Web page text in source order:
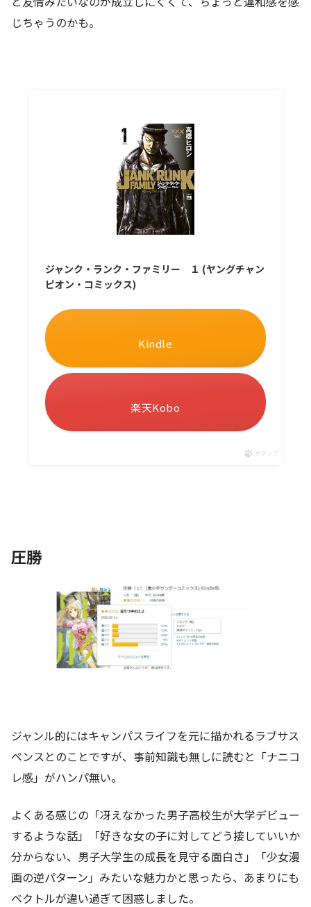
じちゃうのかも。
ジャンク・ランク・ファミリー １ (ヤングチャン
ピオン・コミックス)
Kindle
楽天Kobo
ポチップ
圧勝
ジャンル的にはキャンパスライフを元に描かれるラブサス
ペンスとのことですが、事前知識も無しに読むと「ナニコ
レ感」がハンパ無い。
よくある感じの「冴えなかった男子高校生が大学デビュー
するような話」「好きな女の子に対してどう接していいか
分からない、男子大学生の成長を見守る面白さ」「少女漫
画の逆パターン」みたいな魅力かと思ったら、あまりにも
ベクトルが違い過ぎて困惑しました。